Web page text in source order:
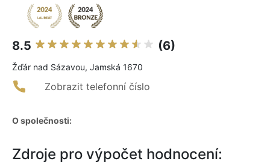
8.5 (6)
Žďár nad Sázavou, Jamská 1670
Zobrazit telefonní číslo
O společnosti:
Zdroje pro výpočet hodnocení: